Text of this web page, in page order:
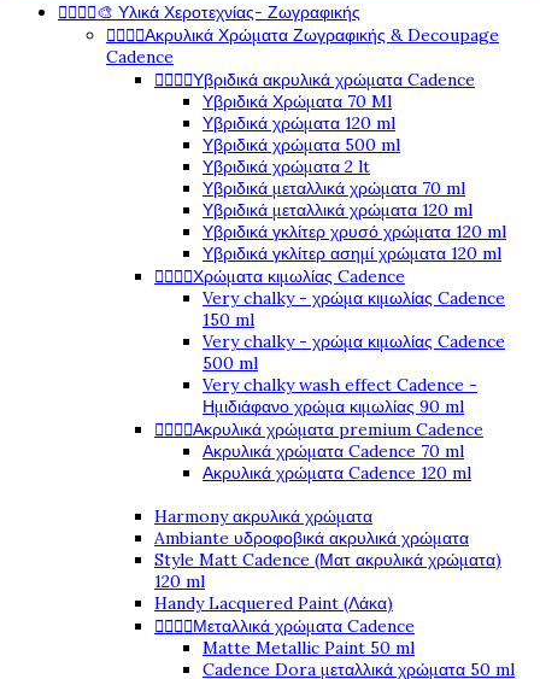
🎨 Υλικά Χεροτεχνίας- Ζωγραφικής
Ακρυλικά Χρώματα Ζωγραφικής & Decoupage
Cadence
Υβριδικά ακρυλικά χρώματα Cadence
Υβριδικά Χρώματα 70 Ml
Υβριδικά χρώματα 120 ml
Υβριδικά χρώματα 500 ml
Υβριδικά χρώματα 2 lt
Υβριδικά μεταλλικά χρώματα 70 ml
Υβριδικά μεταλλικά χρώματα 120 ml
Υβριδικά γκλίτερ χρυσό χρώματα 120 ml
Υβριδικά γκλίτερ ασημί χρώματα 120 ml
Χρώματα κιμωλίας Cadence
Very chalky - χρώμα κιμωλίας Cadence
150 ml
Very chalky - χρώμα κιμωλίας Cadence
500 ml
Very chalky wash effect Cadence -
Ημιδιάφανο χρώμα κιμωλίας 90 ml
Ακρυλικά χρώματα premium Cadence
Ακρυλικά χρώματα Cadence 70 ml
Ακρυλικά χρώματα Cadence 120 ml
Harmony ακρυλικά χρώματα
Ambiante υδροφοβικά ακρυλικά χρώματα
Style Matt Cadence (Ματ ακρυλικά χρώματα)
120 ml
Handy Lacquered Paint (Λάκα)
Μεταλλικά χρώματα Cadence
Matte Metallic Paint 50 ml
Cadence Dora μεταλλικά χρώματα 50 ml